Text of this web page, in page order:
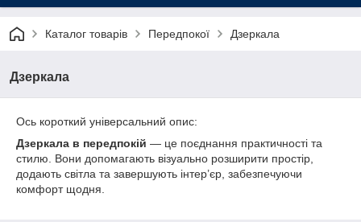
Каталог товарів Передпокої Дзеркала
Дзеркала
Ось короткий універсальний опис:
Дзеркала в передпокій — це поєднання практичності та
стилю. Вони допомагають візуально розширити простір,
додають світла та завершують інтер’єр, забезпечуючи
комфорт щодня.